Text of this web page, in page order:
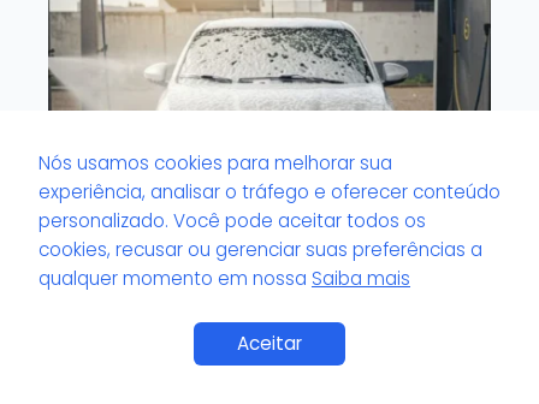
O que é veículo com tinta sensível?
Nós usamos cookies para melhorar sua
experiência, analisar o tráfego e oferecer conteúdo
personalizado. Você pode aceitar todos os
cookies, recusar ou gerenciar suas preferências a
qualquer momento em nossa Saiba mais
Aceitar